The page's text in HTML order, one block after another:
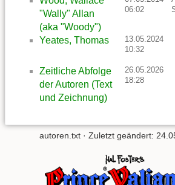
"Wally" Allan
(aka "Woody")
06:02
Yeates, Thomas
13.05.2024
10:32
Zeitliche Abfolge
der Autoren (Text
und Zeichnung)
26.05.2026
18:28
autoren.txt · Zuletzt geändert: